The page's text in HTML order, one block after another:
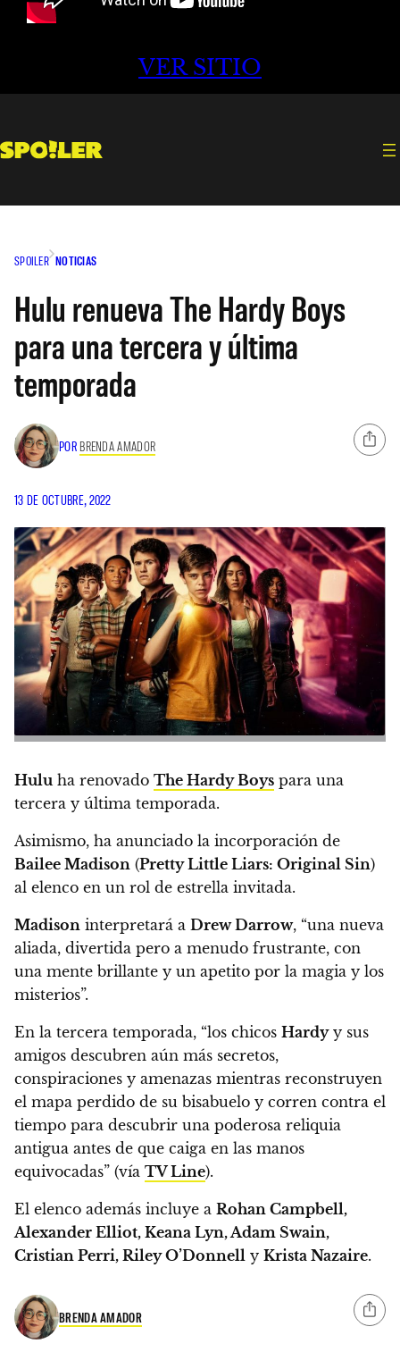
VER SITIO
SPOILER NOTICIAS
Hulu renueva The Hardy Boys
para una tercera y última
temporada
POR BRENDA AMADOR
13 DE OCTUBRE, 2022
Huluha renovado The Hardy Boys para una
tercera y última temporada.
Asimismo, ha anunciado la incorporación de
Bailee Madison (Pretty Little Liars: Original Sin)
al elenco en un rol de estrella invitada.
Madison interpretará a Drew Darrow, “una nueva
aliada, divertida pero a menudo frustrante, con
una mente brillante y un apetito por la magia y los
misterios”.
En la tercera temporada, “los chicos Hardyy sus
amigos descubren aún más secretos,
conspiraciones y amenazas mientras reconstruyen
el mapa perdido de su bisabuelo y corren contra el
tiempo para descubrir una poderosa reliquia
antigua antes de que caiga en las manos
equivocadas” (vía TV Line).
El elenco además incluye a Rohan Campbell,
Alexander Elliot, Keana Lyn, Adam Swain,
Cristian Perri, Riley O’Donnell y Krista Nazaire.
BRENDA AMADOR